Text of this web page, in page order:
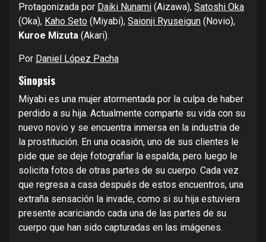
Protagonizada por Daiki Nunami (Aizawa), Satoshi Oka
(Oka), Kaho Seto (Miyabi), Saionji Ryuseigun (Novio),
Kuroe Mizuta (Akari).
Por Daniel López Pacha
Sinopsis
Miyabi es una mujer atormentada por la culpa de haber
perdido a su hija. Actualmente comparte su vida con su
nuevo novio y se encuentra inmersa en la industria de
la prostitución. En una ocasión, uno de sus clientes le
pide que se deje fotografiar la espalda, pero luego le
solicita fotos de otras partes de su cuerpo. Cada vez
que regresa a casa después de estos encuentros, una
extraña sensación la invade, como si su hija estuviera
presente acariciando cada una de las partes de su
cuerpo que han sido capturadas en las imágenes.